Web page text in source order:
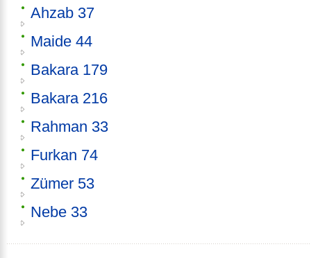
Ahzab 37
Maide 44
Bakara 179
Bakara 216
Rahman 33
Furkan 74
Zümer 53
Nebe 33